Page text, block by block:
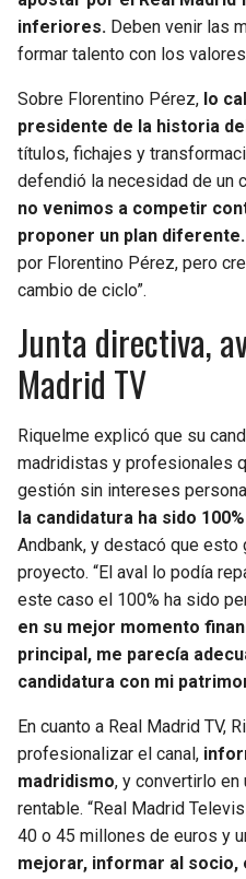
inferiores. Deben venir las
formar talento con los
Sobre Florentino Pérez, lo
presidente de la historia
títulos, fichajes y
defendió la necesidad de un
no venimos a competir
proponer un plan diferente.
por Florentino Pérez, pero
cambio de ciclo”.
Junta directiva,
Madrid TV
Riquelme explicó que su
madridistas y profesionales
gestión sin intereses
la candidatura ha sido
Andbank, y destacó que
proyecto. “El aval lo podía
este caso el 100% ha sido
en su mejor momento
principal, me parecía
candidatura con mi
En cuanto a Real Madrid TV,
profesionalizar el canal,
madridismo, y convertirlo en
rentable. “Real Madrid
40 o 45 millones de euros y
mejorar, informar al